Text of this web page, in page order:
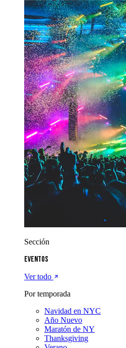
Sección
Eventos
Ver todo
Por temporada
Navidad en NYC
Año Nuevo
Maratón de NY
Thanksgiving